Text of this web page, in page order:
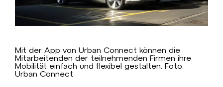
Mit der App von Urban Connect können die
Mitarbeitenden der teilnehmenden Firmen ihre
Mobilität einfach und flexibel gestalten. Foto:
Urban Connect